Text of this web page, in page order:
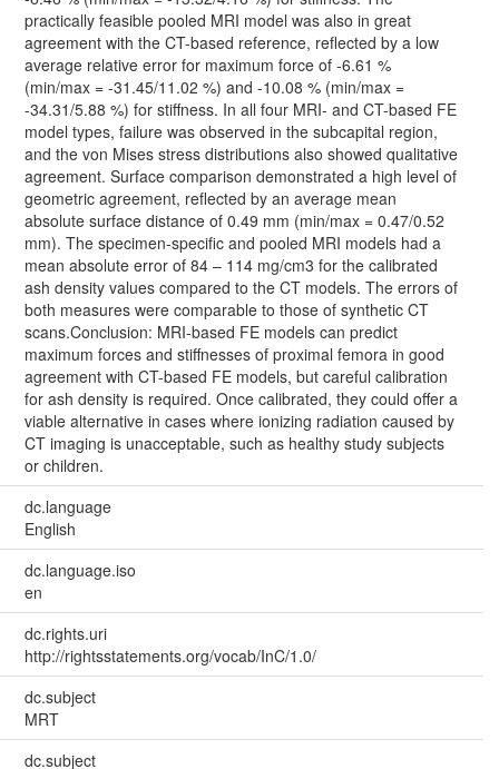
practically feasible pooled MRI model was also in great
agreement with the CT-based reference, reflected by a low
average relative error for maximum force of -6.61 %
(min/max = -31.45/11.02 %) and -10.08 % (min/max =
-34.31/5.88 %) for stiffness. In all four MRI- and CT-based FE
model types, failure was observed in the subcapital region,
and the von Mises stress distributions also showed qualitative
agreement. Surface comparison demonstrated a high level of
geometric agreement, reflected by an average mean
absolute surface distance of 0.49 mm (min/max = 0.47/0.52
mm). The specimen-specific and pooled MRI models had a
mean absolute error of 84 – 114 mg/cm3 for the calibrated
ash density values compared to the CT models. The errors of
both measures were comparable to those of synthetic CT
scans.Conclusion: MRI-based FE models can predict
maximum forces and stiffnesses of proximal femora in good
agreement with CT-based FE models, but careful calibration
for ash density is required. Once calibrated, they could offer a
viable alternative in cases where ionizing radiation caused by
CT imaging is unacceptable, such as healthy study subjects
or children.
dc.language
English
dc.language.iso
en
dc.rights.uri
http://rightsstatements.org/vocab/InC/1.0/
dc.subject
MRT
dc.subject